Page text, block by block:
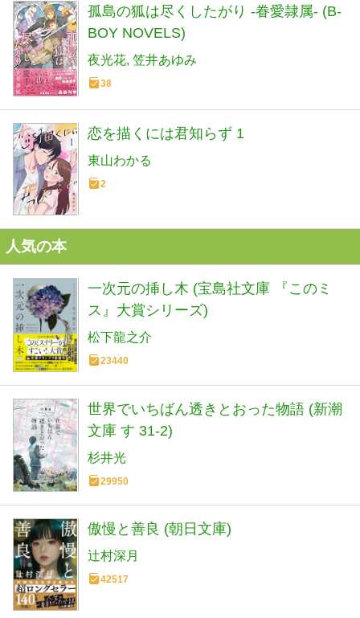
孤島の狐は尽くしたがり -眷愛隷属- (B-
BOY NOVELS)
夜光花 笠井あゆみ
38
恋を描くには君知らず 1
東山わかる
2
人気の本
一次元の挿し木 (宝島社文庫 『このミ
ス』大賞シリーズ)
松下龍之介
23440
世界でいちばん透きとおった物語 (新潮
文庫 す 31-2)
杉井光
29950
傲慢と善良 (朝日文庫)
辻村深月
42517